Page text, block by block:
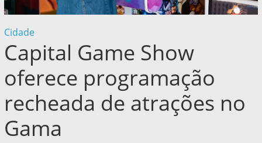
Cidade
Capital Game Show
oferece programação
recheada de atrações no
Gama